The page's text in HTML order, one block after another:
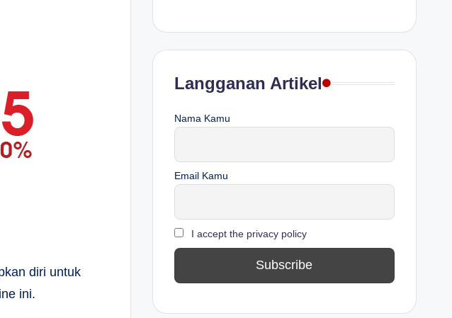
diri untuk
ini.
Langganan Artikel
Nama Kamu
Email Kamu
I accept the privacy policy